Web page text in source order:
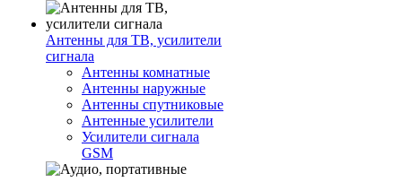
Антенны для ТВ, усилители
сигнала
Антенны комнатные
Антенны наружные
Антенны спутниковые
Антенные усилители
Усилители сигнала
GSM